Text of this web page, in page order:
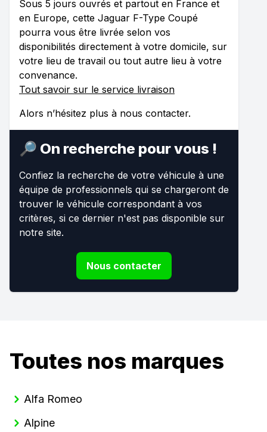
Sous 5 jours ouvrés et partout en France et
en Europe, cette Jaguar F-Type Coupé
pourra vous être livrée selon vos
disponibilités directement à votre domicile, sur
votre lieu de travail ou tout autre lieu à votre
convenance.
Tout savoir sur le service livraison
Alors n’hésitez plus à nous contacter.
🔎 On recherche pour vous !
Confiez la recherche de votre véhicule à une
équipe de professionnels qui se chargeront de
trouver le véhicule correspondant à vos
critères, si ce dernier n'est pas disponible sur
notre site.
Nous contacter
Toutes nos marques
Alfa Romeo
Alpine